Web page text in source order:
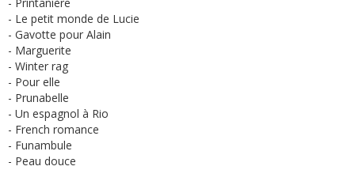
- Le petit monde de Lucie
- Gavotte pour Alain
- Marguerite
- Winter rag
- Pour elle
- Prunabelle
- Un espagnol à Rio
- French romance
- Funambule
- Peau douce